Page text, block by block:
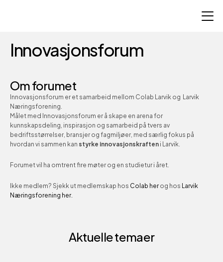
Innovasjonsforum
Om forumet
Innovasjonsforum er et samarbeid mellom Colab Larvik og  Larvik
Næringsforening.
Målet med Innovasjonsforum er å skape en arena for
kunnskapsdeling, inspirasjon og samarbeid på tvers av
bedriftsstørrelser, bransjer og fagmiljøer, med særlig fokus på
hvordan vi sammen kan styrke innovasjonskraften i Larvik.
Forumet vil ha omtrent fire møter og en studietur i året.
Ikke medlem? Sjekk ut medlemskap hos Colab her og hos Larvik
Næringsforening her.
Aktuelle temaer